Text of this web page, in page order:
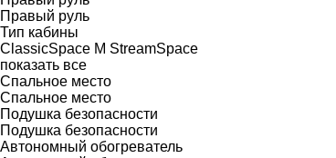
Правый руль
Тип кабины
ClassicSpace M StreamSpace
показать все
Спальное место
Спальное место
Подушка безопасности
Подушка безопасности
Автономный обогреватель